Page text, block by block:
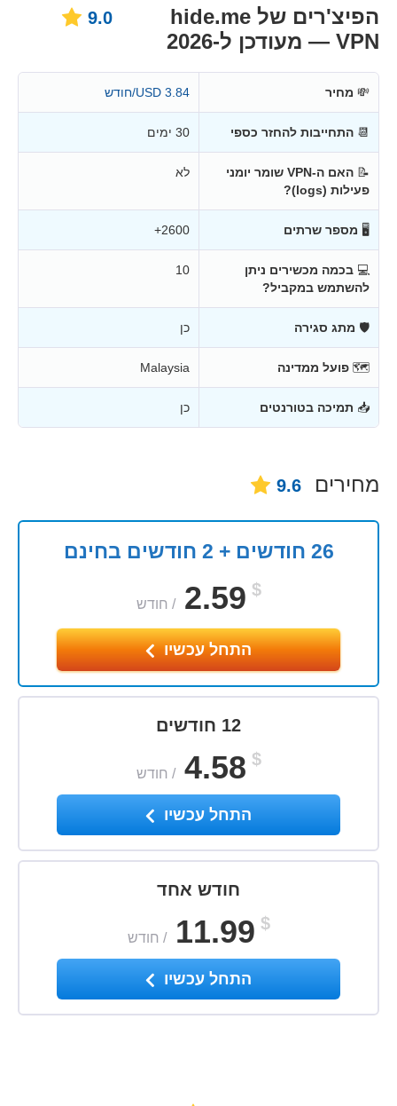
הפיצ'רים של hide.me
VPN — מעודכן ל-2026
9.0
💸 מחיר 3.84 USD/חודש
📆 התחייבות להחזר כספי 30 ימים
📝
האם ה-VPN שומר יומני
פעילות (logs)?
לא
🖥 מספר שרתים 2600+
💻 בכמה מכשירים ניתן
להשתמש במקביל?
10
🛡 מתג סגירה כן
🗺 פועל ממדינה Malaysia
📥 תמיכה בטורנטים כן
מחירים 9.6
26 חודשים + 2 חודשים בחינם
$
2.59
/ חודש
התחל עכשיו
12 חודשים
$
4.58
/ חודש
התחל עכשיו
חודש אחד
$
11.99
/ חודש
התחל עכשיו